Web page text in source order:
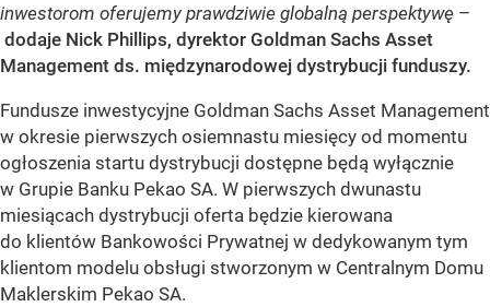
inwestorom oferujemy prawdziwie globalną perspektywę –
dodaje Nick Phillips, dyrektor Goldman Sachs Asset
Management ds. międzynarodowej dystrybucji funduszy.
Fundusze inwestycyjne Goldman Sachs Asset Management
w okresie pierwszych osiemnastu miesięcy od momentu
ogłoszenia startu dystrybucji dostępne będą wyłącznie
w Grupie Banku Pekao SA. W pierwszych dwunastu
miesiącach dystrybucji oferta będzie kierowana
do klientów Bankowości Prywatnej w dedykowanym tym
klientom modelu obsługi stworzonym w Centralnym Domu
Maklerskim Pekao SA.